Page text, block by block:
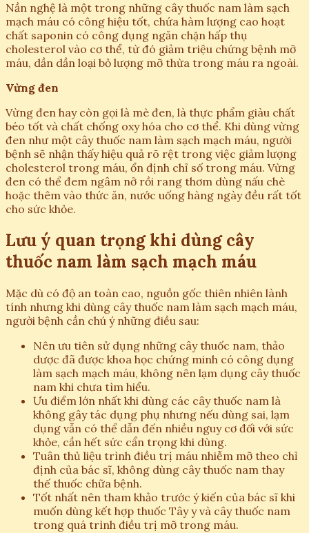
Nần nghệ là một trong những cây thuốc nam làm sạch
mạch máu có công hiệu tốt, chứa hàm lượng cao hoạt
chất saponin có công dụng ngăn chặn hấp thụ
cholesterol vào cơ thể, từ đó giảm triệu chứng bệnh mỡ
máu, dần dần loại bỏ lượng mỡ thừa trong máu ra ngoài.
Vừng đen
Vừng đen hay còn gọi là mè đen, là thực phẩm giàu chất
béo tốt và chất chống oxy hóa cho cơ thể. Khi dùng vừng
đen như một cây thuốc nam làm sạch mạch máu, người
bệnh sẽ nhận thấy hiệu quả rõ rệt trong việc giảm lượng
cholesterol trong máu, ổn định chỉ số trong máu. Vừng
đen có thể đem ngâm nở rồi rang thơm dùng nấu chè
hoặc thêm vào thức ăn, nước uống hàng ngày đều rất tốt
cho sức khỏe.
Lưu ý quan trọng khi dùng cây
thuốc nam làm sạch mạch máu
Mặc dù có độ an toàn cao, nguồn gốc thiên nhiên lành
tính nhưng khi dùng cây thuốc nam làm sạch mạch máu,
người bệnh cần chú ý những điều sau:
Nên ưu tiên sử dụng những cây thuốc nam, thảo
dược đã được khoa học chứng minh có công dụng
làm sạch mạch máu, không nên lạm dụng cây thuốc
nam khi chưa tìm hiểu.
Ưu điểm lớn nhất khi dùng các cây thuốc nam là
không gây tác dụng phụ nhưng nếu dùng sai, lạm
dụng vẫn có thể dẫn đến nhiều nguy cơ đối với sức
khỏe, cần hết sức cẩn trọng khi dùng.
Tuân thủ liệu trình điều trị máu nhiễm mỡ theo chỉ
định của bác sĩ, không dùng cây thuốc nam thay
thế thuốc chữa bệnh.
Tốt nhất nên tham khảo trước ý kiến của bác sĩ khi
muốn dùng kết hợp thuốc Tây y và cây thuốc nam
trong quá trình điều trị mỡ trong máu.